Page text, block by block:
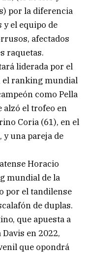
por la diferencia
el equipo de
afectados
raquetas.
liderada por el
el ranking mundial
como Pella
alzó el trofeo en
Coria (61), en el
una pareja de
Horacio
mundial de la
por el tandilense
de duplas.
que apuesta a
en 2022,
que opondrá